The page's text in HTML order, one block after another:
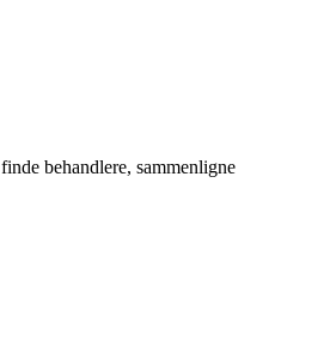
behandlere, sammenligne